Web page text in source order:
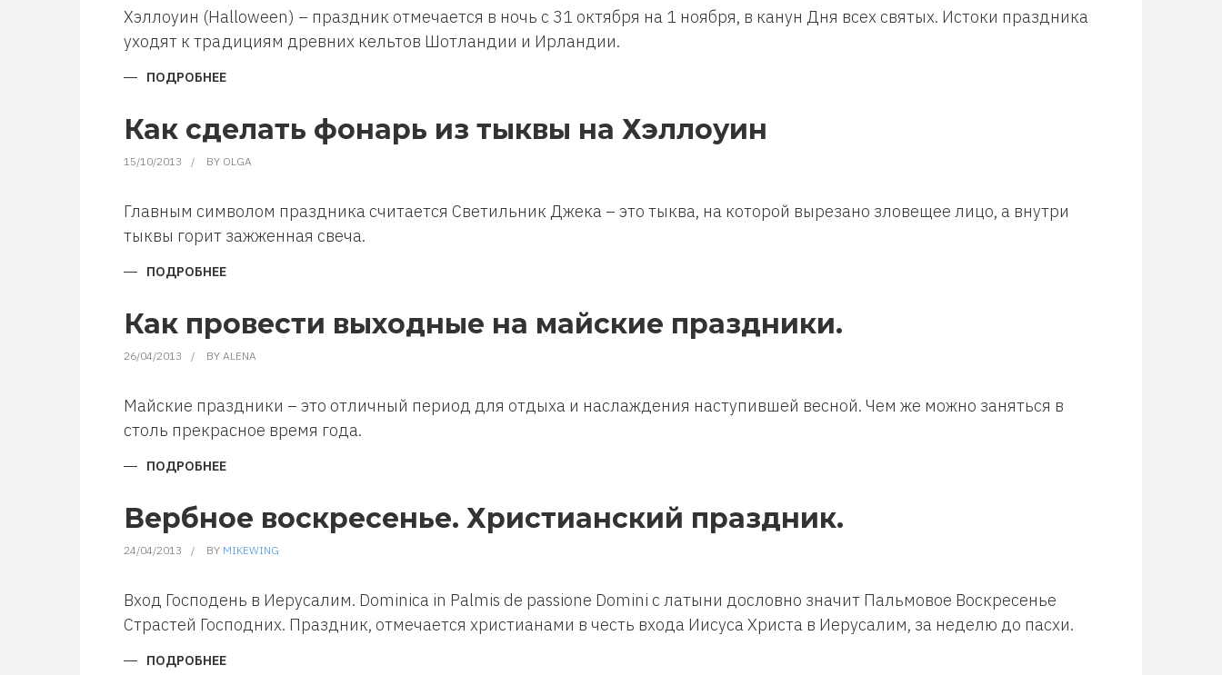
Хэллоуин (Halloween) – праздник отмечается в ночь с 31 октября на 1 ноября, в канун Дня всех святых. Истоки праздника
уходят к традициям древних кельтов Шотландии и Ирландии.
ПОДРОБНЕЕ
ХЭЛЛОУИН
Как сделать фонарь из тыквы на Хэллоуин
15/10/2013 BY OLGA
Главным символом праздника считается Светильник Джека – это тыква, на которой вырезано зловещее лицо, а внутри
тыквы горит зажженная свеча.
ПОДРОБНЕЕ
ИЗ
ТЫКВЫ
ХЭЛЛОУИН
Как провести выходные на майские праздники.
26/04/2013 BY ALENA
Майские праздники – это отличный период для отдыха и наслаждения наступившей весной. Чем же можно заняться в
столь прекрасное время года.
ПОДРОБНЕЕ
НА
МАЙСКИЕ
Вербное воскресенье. Христианский праздник.
24/04/2013 BY MIKEWING
Вход Господень в Иерусалим. Dominica in Palmis de passione Domini с латыни дословно значит Пальмовое Воскресенье
Страстей Господних. Праздник, отмечается христианами в честь входа Иисуса Христа в Иерусалим, за неделю до пасхи.
ПОДРОБНЕЕ